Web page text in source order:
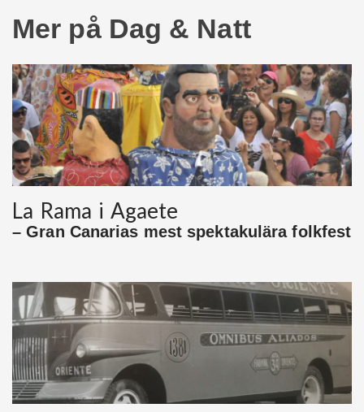
Mer på Dag & Natt
La Rama i Agaete
– Gran Canarias mest spektakulära folkfest